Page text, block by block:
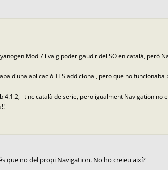
Mod 7 i vaig poder gaudir del SO en català, però
d'una aplicació TTS addicional, pero que no funcionaba
i tinc català de serie, pero igualment Navigation no
que no del propi Navigation. No ho creieu així?